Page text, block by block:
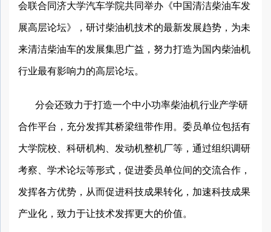
会联合同济大学汽车学院共同举办《中国清洁柴油车发
展高层论坛》，研讨柴油机技术的最新发展趋势，为未
来清洁柴油车的发展集思广益，努力打造为国内柴油机
行业最有影响力的高层论坛。
分会还致力于打造一个中小功率柴油机行业产学研
合作平台，充分发挥其桥梁纽带作用。委员单位包括有
大学院校、科研机构、发动机整机厂等，通过组织调研
考察、学术论坛等形式，促进委员单位间的交流合作，
发挥各方优势，从而促进科技成果转化，加速科技成果
产业化，致力于让技术发挥更大的价值。